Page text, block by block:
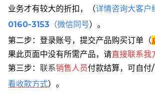
业务才有较大的折扣，
（详情咨询大客户
0160-3153 （微信同号）。
第二步：登录账号，提交产品购买订单（
果此页面中没有所需产品，请直接联系我
第三步： 联系销售人员付款结算，可自付
看收款方式）。